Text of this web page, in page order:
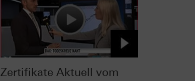
Zertifikate Aktuell vom